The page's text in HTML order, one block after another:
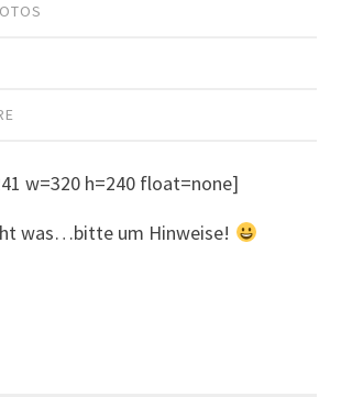
w=320 h=240 float=none]
was…bitte um Hinweise!